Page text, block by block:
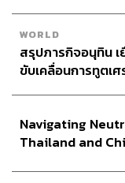
WORLD
สรุปภารกิจอนุทิน เ
ขับเคลื่อนการทูตเ
Navigating
Thailand and